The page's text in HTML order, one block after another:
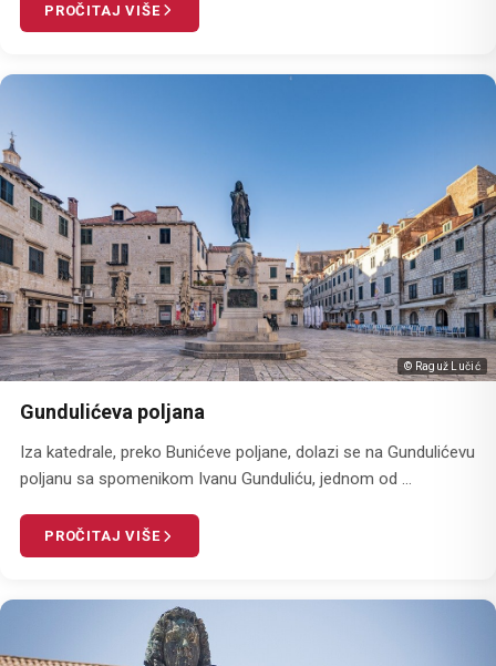
PROČITAJ VIŠE
© Raguž Lučić
Gundulićeva poljana
Iza katedrale, preko Bunićeve poljane, dolazi se na Gundulićevu
poljanu sa spomenikom Ivanu Gunduliću, jednom od ...
PROČITAJ VIŠE